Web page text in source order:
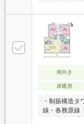
徒歩11分▼特
に面する設計
ウンジ・ゲ
はハンズフ
床暖房(LD)・
乾燥機・宅配
スバリュ岐阜
まい探しを
細・ご相談は
南向き
床暖房
・制振構造タ
線・各務原線
線・高山線「